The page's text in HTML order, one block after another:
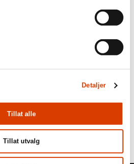
Detaljer
Tillat alle
Tillat utvalg